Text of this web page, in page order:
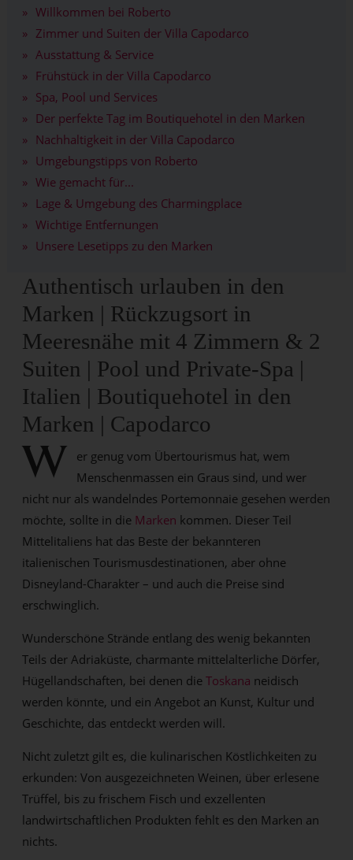
Willkommen bei Roberto
Zimmer und Suiten der Villa Capodarco
Ausstattung & Service
Frühstück in der Villa Capodarco
Spa, Pool und Services
Der perfekte Tag im Boutiquehotel in den Marken
Nachhaltigkeit in der Villa Capodarco
Umgebungstipps von Roberto
Wie gemacht für...
Lage & Umgebung des Charmingplace
Wichtige Entfernungen
Unsere Lesetipps zu den Marken
Authentisch urlauben in den
Marken | Rückzugsort in
Meeresnähe mit 4 Zimmern & 2
Suiten | Pool und Private-Spa |
Italien | Boutiquehotel in den
Marken | Capodarco
W
er genug vom Übertourismus hat, wem
Menschenmassen ein Graus sind, und wer
nicht nur als wandelndes Portemonnaie gesehen werden
möchte, sollte in die Marken kommen. Dieser Teil
Mittelitaliens hat das Beste der bekannteren
italienischen Tourismusdestinationen, aber ohne
Disneyland-Charakter – und auch die Preise sind
erschwinglich.
Wunderschöne Strände entlang des wenig bekannten
Teils der Adriaküste, charmante mittelalterliche Dörfer,
Hügellandschaften, bei denen dieToskana neidisch
werden könnte, und ein Angebot an Kunst, Kultur und
Geschichte, das entdeckt werden will.
Nicht zuletzt gilt es, die kulinarischen Köstlichkeiten zu
erkunden: Von ausgezeichneten Weinen, über erlesene
Trüffel, bis zu frischem Fisch und exzellenten
landwirtschaftlichen Produkten fehlt es den Marken an
nichts.